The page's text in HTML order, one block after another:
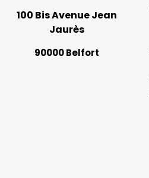
100 Bis Avenue Jean
Jaurès
90000 Belfort